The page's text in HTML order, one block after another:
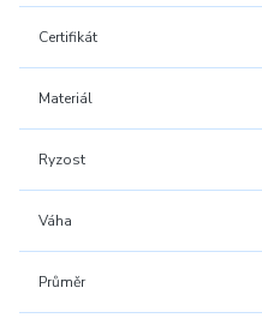
Certifikát
Materiál
Ryzost
Váha
Průměr